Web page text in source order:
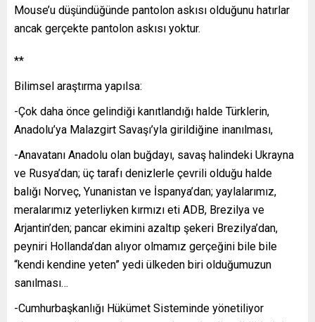
Mouse’u düşündüğünde pantolon askısı olduğunu hatırlar
ancak gerçekte pantolon askısı yoktur.
**
Bilimsel araştırma yapılsa:
-Çok daha önce gelindiği kanıtlandığı halde Türklerin,
Anadolu’ya Malazgirt Savaşı’yla girildiğine inanılması,
-Anavatanı Anadolu olan buğdayı, savaş halindeki Ukrayna
ve Rusya’dan; üç tarafı denizlerle çevrili olduğu halde
balığı Norveç, Yunanistan ve İspanya’dan; yaylalarımız,
meralarımız yeterliyken kırmızı eti ADB, Brezilya ve
Arjantin’den; pancar ekimini azaltıp şekeri Brezilya’dan,
peyniri Hollanda’dan alıyor olmamız gerçeğini bile bile
“kendi kendine yeten” yedi ülkeden biri olduğumuzun
sanılması…
-Cumhurbaşkanlığı Hükümet Sisteminde yönetiliyor